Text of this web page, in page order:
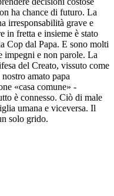
ha chance di futuro. La
irresponsabilità grave e
in fretta e insieme è stato
Cop dal Papa. E sono molti
impegni e non parole. La
del Creato, vissuto come
amato papa
«casa comune» -
è connesso. Ciò di male
umana e viceversa. Il
solo grido.